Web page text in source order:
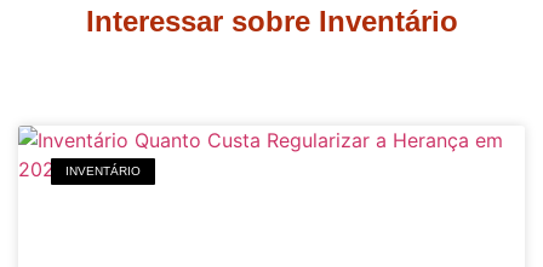
Interessar sobre Inventário
INVENTÁRIO